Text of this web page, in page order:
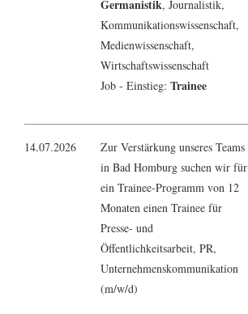
Germanistik, Journalistik,
Kommunikationswissenschaft,
Medienwissenschaft,
Wirtschaftswissenschaft
Job - Einstieg: Trainee
14.07.2026
Zur Verstärkung unseres Teams
in Bad Homburg suchen wir für
ein Trainee-Programm von 12
Monaten einen Trainee für
Presse- und
Öffentlichkeitsarbeit, PR,
Unternehmenskommunikation
(m/w/d)